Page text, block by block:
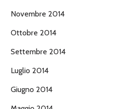
Novembre 2014
Ottobre 2014
Settembre 2014
Luglio 2014
Giugno 2014